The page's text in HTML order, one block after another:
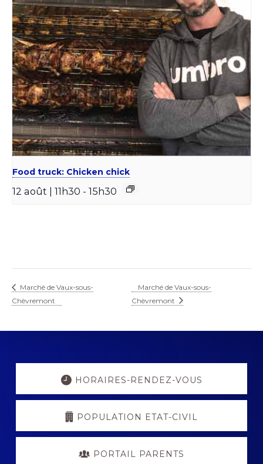
Food truck: Chicken chick
12 août | 11h30 - 15h30
Marché de Vaux-sous-
Chèvremont
Marché de Vaux-sous-
Chèvremont
Explore
HORAIRES-RENDEZ-VOUS
POPULATION ETAT-CIVIL
PORTAIL PARENTS